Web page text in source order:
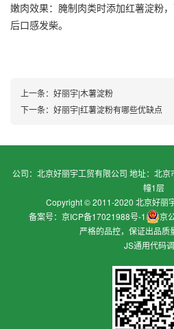
嫩肉效果：腌制肉类时添加红薯淀粉
后口感发柴。
上一条： 好丽宇|木薯淀粉
下一条： 好丽宇|红薯淀粉有哪些优缺点
公司：北京好丽宇工贸有限公司 地址：北
幢1层
Copyright © 2011-2020 北京好丽
备案号：京ICP备17021988号-1
京
严格的品控，保证出品质
JS通用代码